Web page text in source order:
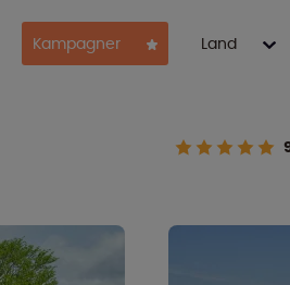
Kampagner Land